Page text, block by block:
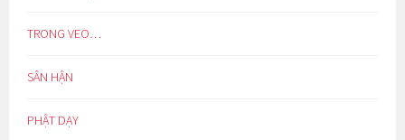
TRONG VEO…
SÂN HẬN
PHẬT DẠY